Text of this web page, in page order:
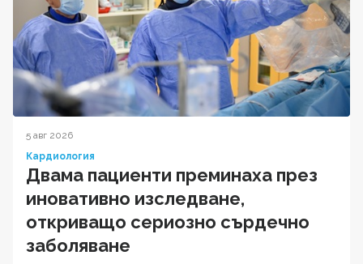
5 авг 2026
Кардиология
Двама пациенти преминаха през
иновативно изследване,
откриващо сериозно сърдечно
заболяване